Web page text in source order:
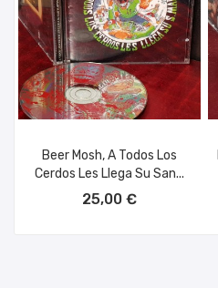
Beer Mosh, A Todos Los
Cerdos Les Llega Su San...
25,00 €